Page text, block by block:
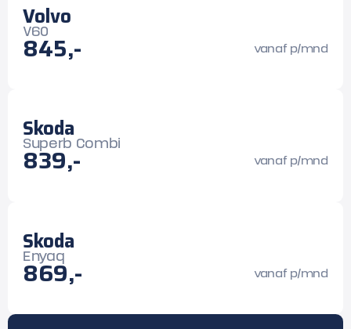
Volvo
V60
845,- vanaf p/mnd
Skoda
Superb Combi
839,- vanaf p/mnd
Skoda
Enyaq
869,- vanaf p/mnd